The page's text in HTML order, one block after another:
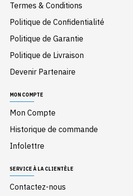
Termes & Conditions
Politique de Confidentialité
Politique de Garantie
Politique de Livraison
Devenir Partenaire
MON COMPTE
Mon Compte
Historique de commande
Infolettre
SERVICE À LA CLIENTÈLE
Contactez-nous